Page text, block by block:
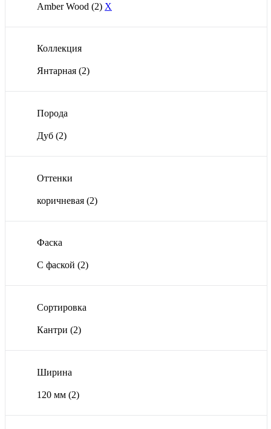
Amber Wood (2) X
Коллекция
Янтарная (2)
Порода
Дуб (2)
Оттенки
коричневая (2)
Фаска
С фаской (2)
Сортировка
Кантри (2)
Ширина
120 мм (2)